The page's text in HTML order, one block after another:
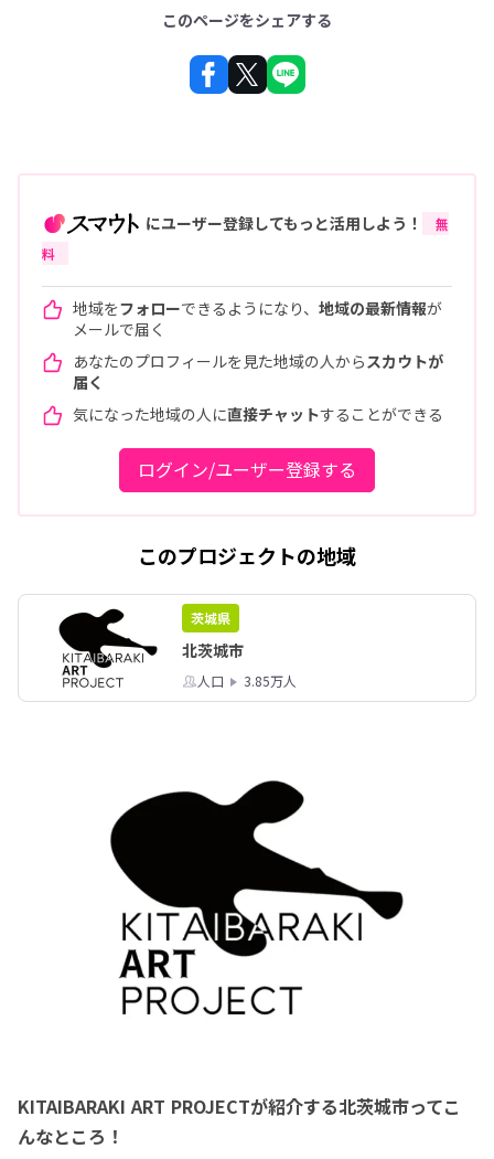
このページをシェアする
にユーザー登録してもっと活用しよう！
無
料
地域をフォローできるようになり、 地域の最新情報が
メールで届く
あなたのプロフィールを見た地域の人から スカウトが
届く
気になった地域の人に直接チャットすることができる
ログイン/ユーザー登録する
このプロジェクトの地域
茨城県
北茨城市
人口 3.85万人
KITAIBARAKI ART PROJECTが紹介する北茨城市ってこ
んなところ！